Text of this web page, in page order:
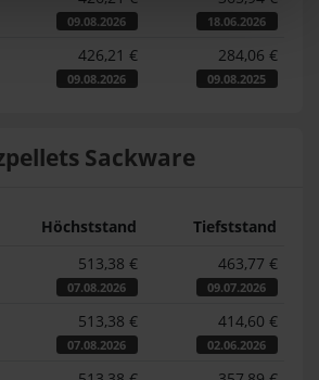
09.08.2026 18.06.2026
426,21 €
09.08.2026
284,06 €
09.08.2025
Sackware
Höchststand
Tiefststand
513,38 €
07.08.2026
463,77 €
09.07.2026
513,38 €
07.08.2026
414,60 €
02.06.2026